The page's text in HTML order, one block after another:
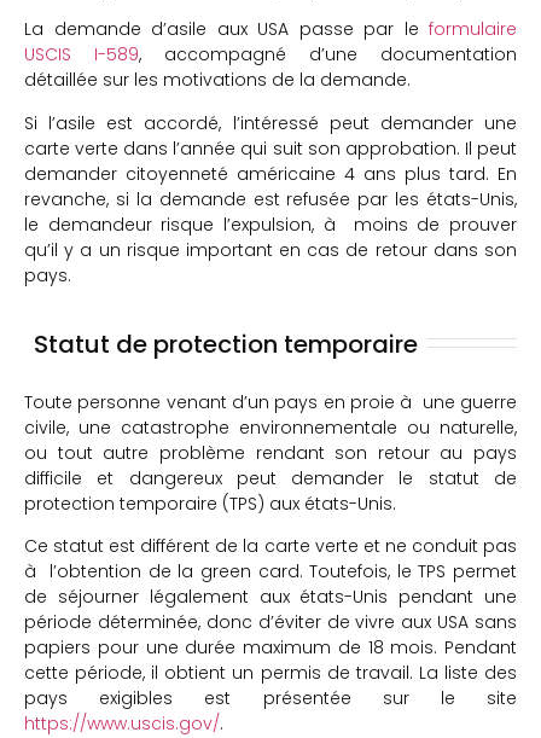
La demande d’asile aux USA passe par le formulaire
USCIS I-589, accompagné d’une documentation
détaillée sur les motivations de la demande.
Si l’asile est accordé, l’intéressé peut demander une
carte verte dans l’année qui suit son approbation. Il peut
demander citoyenneté américaine 4 ans plus tard. En
revanche, si la demande est refusée par les états-Unis,
le demandeur risque l’expulsion, à moins de prouver
qu’il y a un risque important en cas de retour dans son
pays.
Statut de protection temporaire
Toute personne venant d’un pays en proie à une guerre
civile, une catastrophe environnementale ou naturelle,
ou tout autre problème rendant son retour au pays
difficile et dangereux peut demander le statut de
protection temporaire (TPS) aux états-Unis.
Ce statut est différent de la carte verte et ne conduit pas
à l’obtention de la green card. Toutefois, le TPS permet
de séjourner légalement aux états-Unis pendant une
période déterminée, donc d’éviter de vivre aux USA sans
papiers pour une durée maximum de 18 mois. Pendant
cette période, il obtient un permis de travail. La liste des
pays exigibles est présentée sur le site
https://www.uscis.gov/.